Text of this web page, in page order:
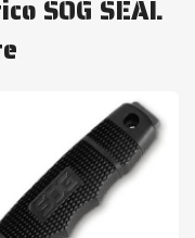
SOG SEAL